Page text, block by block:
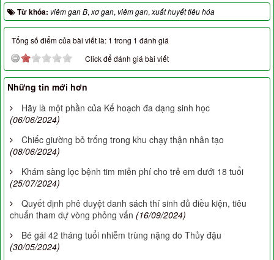
Từ khóa: viêm gan B, xơ gan, viêm gan, xuất huyết tiêu hóa
Tổng số điểm của bài viết là: 1 trong 1 đánh giá
Click để đánh giá bài viết
Những tin mới hơn
Hãy là một phần của Kế hoạch đa dạng sinh học
(06/06/2024)
Chiếc giường bỏ trống trong khu chạy thận nhân tạo
(08/06/2024)
Khám sàng lọc bệnh tim miễn phí cho trẻ em dưới 18 tuổi
(25/07/2024)
Quyết định phê duyệt danh sách thí sinh đủ điều kiện, tiêu
chuẩn tham dự vòng phỏng vấn (16/09/2024)
Bé gái 42 tháng tuổi nhiễm trùng nặng do Thủy đậu
(30/05/2024)